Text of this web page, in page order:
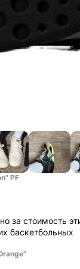
PF
за стоимость
баскетбольных